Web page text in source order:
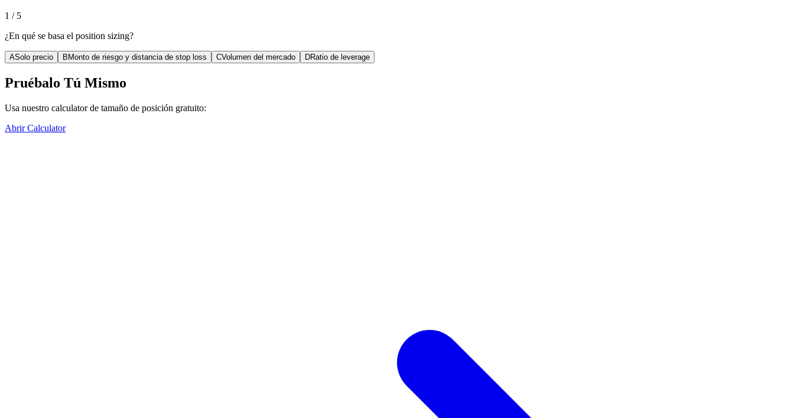
1 / 5
¿En qué se basa el position sizing?
ASolo precio B Monto de riesgo y distancia de stop loss CVolumen del mercado DRatio de leverage
Pruébalo Tú Mismo
Usa nuestro calculator de tamaño de posición gratuito:
Abrir Calculator